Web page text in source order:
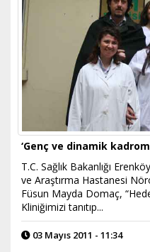
‘Genç ve dinamik
T.C. Sağlık Bakanlığı
ve Araştırma Hastanesi
Füsun Mayda Domaç,
Kliniğimizi tanıtıp...
03 Mayıs 2011 - 11:34